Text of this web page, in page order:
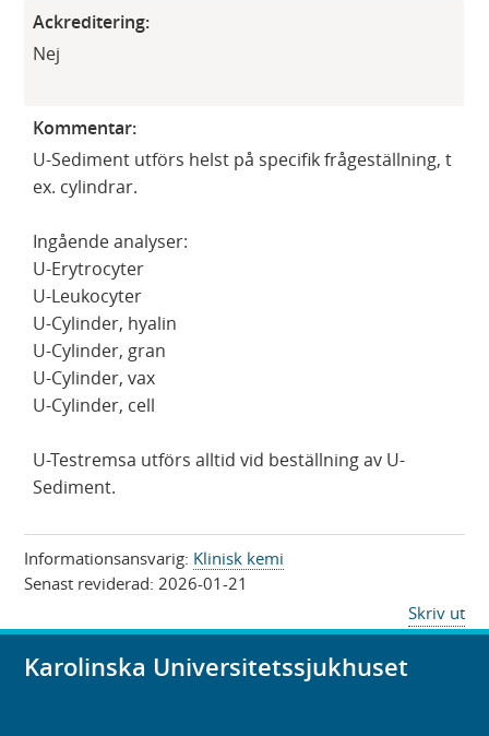
Ackreditering:
​Nej
Kommentar:
U-Sediment utförs helst på specifik frågeställning, t
ex. cylindrar.
Ingående analyser:
U-Erytrocyter
U-Leukocyter
U-Cylinder, hyalin
U-Cylinder, gran
U-Cylinder, vax
U-Cylinder, cell
U-Testremsa utförs alltid vid beställning av U-
Sediment.
Informationsansvarig: Klinisk kemi
Senast reviderad:2026-01-21
Skriv ut
Karolinska Universitetssjukhuset